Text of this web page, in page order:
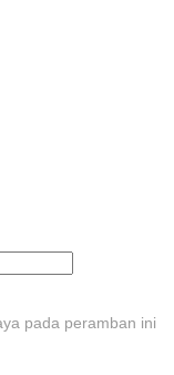
pada peramban ini